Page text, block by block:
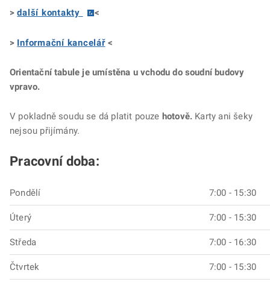
>další kontakty <
> Informační kancelář <
Orientační tabule je umístěna u vchodu do soudní budovy
vpravo.
V pokladně soudu se dá platit pouze hotově. Karty ani šeky
nejsou přijímány.
Pracovní doba:
Pondělí 7:00 - 15:30
Úterý 7:00 - 15:30
Středa 7:00 - 16:30
Čtvrtek 7:00 - 15:30